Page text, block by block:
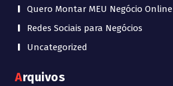
Quero Montar MEU Negócio Online
Redes Sociais para Negócios
Uncategorized
Arquivos